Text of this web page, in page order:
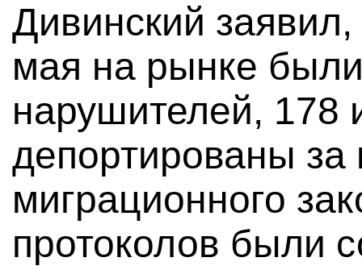
Дивинский
мая на рынке
нарушителей, 178
депортированы
миграционного
протоколов были